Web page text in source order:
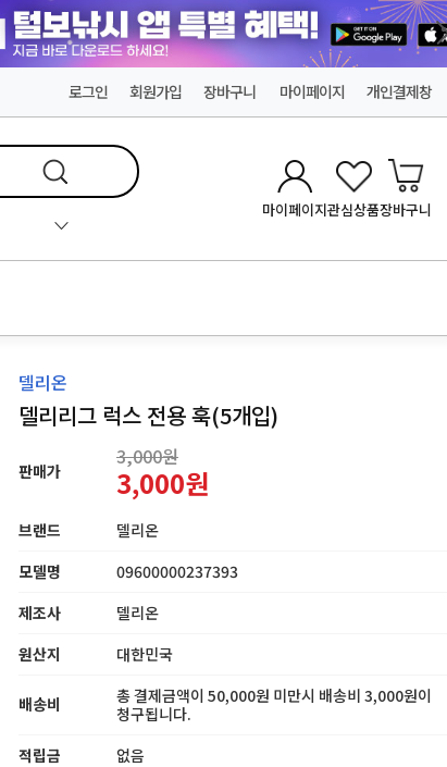
로그인 회원가입 장바구니 마이페이지 개인결제창
마이페이지관심상품장바구니
델리온
델리리그 럭스 전용 훅(5개입)
판매가
3,000원
3,000원
브랜드
델리온
모델명
09600000237393
제조사
델리온
원산지
대한민국
배송비
총 결제금액이 50,000원 미만시 배송비 3,000원이
청구됩니다.
적립금
없음